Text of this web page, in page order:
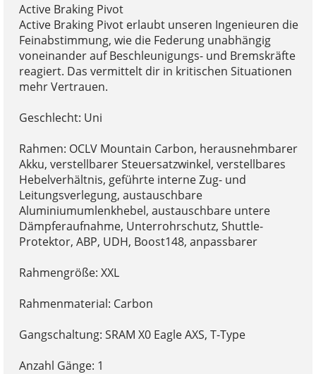
Active Braking Pivot
Active Braking Pivot erlaubt unseren Ingenieuren die
Feinabstimmung, wie die Federung unabhängig
voneinander auf Beschleunigungs- und Bremskräfte
reagiert. Das vermittelt dir in kritischen Situationen
mehr Vertrauen.
Geschlecht: Uni
Rahmen: OCLV Mountain Carbon, herausnehmbarer
Akku, verstellbarer Steuersatzwinkel, verstellbares
Hebelverhältnis, geführte interne Zug- und
Leitungsverlegung, austauschbare
Aluminiumumlenkhebel, austauschbare untere
Dämpferaufnahme, Unterrohrschutz, Shuttle-
Protektor, ABP, UDH, Boost148, anpassbarer
Rahmengröße: XXL
Rahmenmaterial: Carbon
Gangschaltung: SRAM X0 Eagle AXS, T-Type
Anzahl Gänge: 1